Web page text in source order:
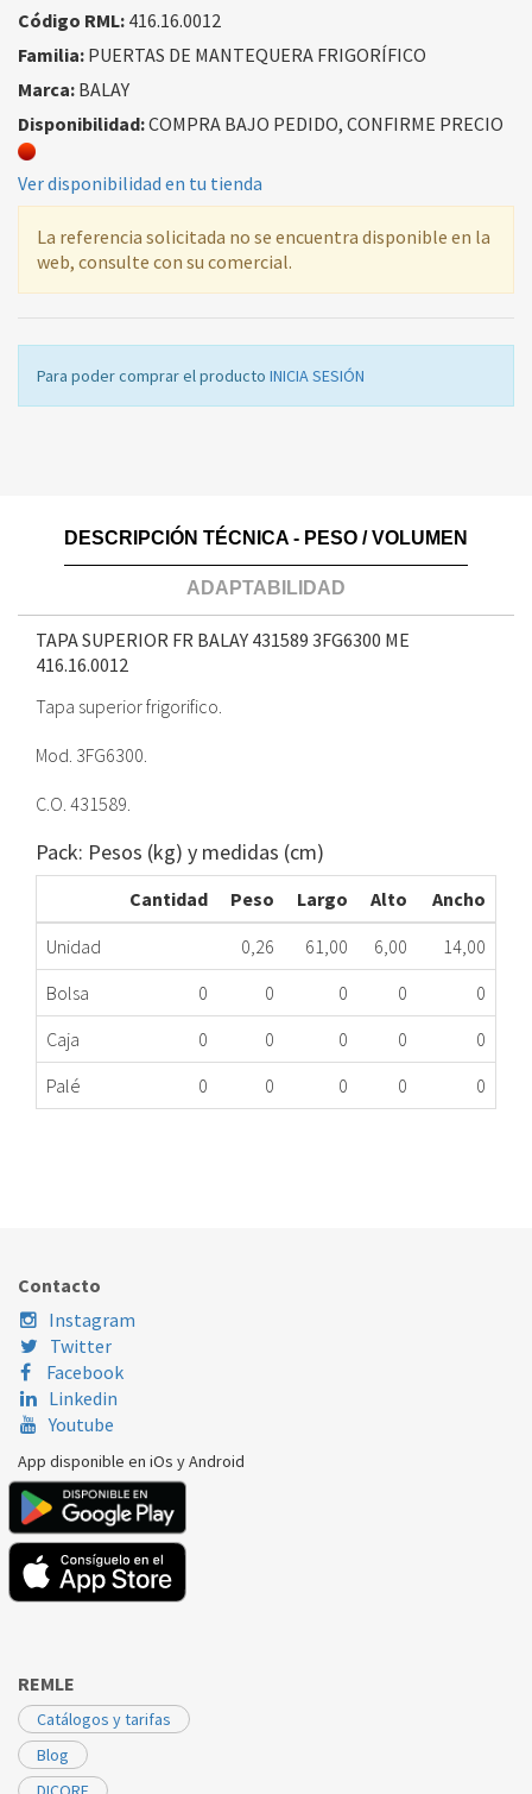
Código RML: 416.16.0012
Familia: PUERTAS DE MANTEQUERA FRIGORÍFICO
Marca: BALAY
Disponibilidad:COMPRA BAJO PEDIDO, CONFIRME PRECIO
Ver disponibilidad en tu tienda
La referencia solicitada no se encuentra disponible en la
web, consulte con su comercial.
Para poder comprar el producto INICIA SESIÓN
DESCRIPCIÓN TÉCNICA - PESO / VOLUMEN
ADAPTABILIDAD
TAPA SUPERIOR FR BALAY 431589 3FG6300 ME
416.16.0012
Tapa superior frigorifico.
Mod. 3FG6300.
C.O. 431589.
Pack: Pesos (kg) y medidas (cm)
Cantidad Peso Largo Alto
Ancho
Unidad
0,26 61,00 6,00
14,00
Bolsa
0 0 0 0
0
Caja
0 0 0 0
0
Palé
0 0 0 0 0
Contacto
Instagram
Twitter
Facebook
Linkedin
Youtube
App disponible en iOs y Android
REMLE
Catálogos y tarifas
Blog